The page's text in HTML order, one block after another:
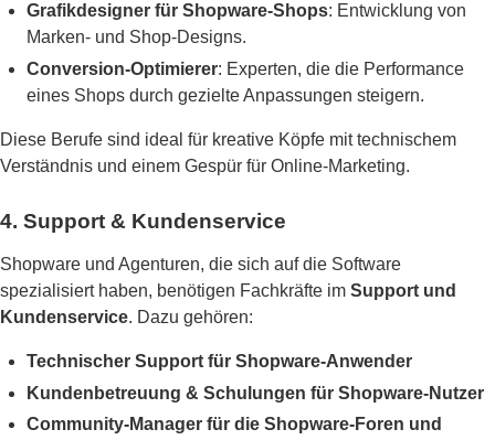
Grafikdesigner für Shopware-Shops: Entwicklung von
Marken- und Shop-Designs.
Conversion-Optimierer: Experten, die die Performance
eines Shops durch gezielte Anpassungen steigern.
Diese Berufe sind ideal für kreative Köpfe mit technischem
Verständnis und einem Gespür für Online-Marketing.
4. Support & Kundenservice
Shopware und Agenturen, die sich auf die Software
spezialisiert haben, benötigen Fachkräfte im Support und
Kundenservice. Dazu gehören:
Technischer Support für Shopware-Anwender
Kundenbetreuung & Schulungen für Shopware-Nutzer
Community-Manager für die Shopware-Foren und